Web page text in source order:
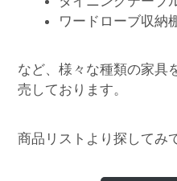
ワードローブ収納
など、様々な種類の家具
売しております。
商品リストより探してみ